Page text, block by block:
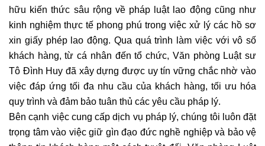
hữu kiến thức sâu rộng về pháp luật lao động cũng như
kinh nghiệm thực tế phong phú trong việc xử lý các hồ sơ
xin giấy phép lao động. Qua quá trình làm việc với vô số
khách hàng, từ cá nhân đến tổ chức, Văn phòng Luật sư
Tô Đình Huy đã xây dựng được uy tín vững chắc nhờ vào
việc đáp ứng tối đa nhu cầu của khách hàng, tối ưu hóa
quy trình và đảm bảo tuân thủ các yêu cầu pháp lý.
Bên cạnh việc cung cấp dịch vụ pháp lý, chúng tôi luôn đặt
trọng tâm vào việc giữ gìn đạo đức nghề nghiệp và bảo vệ